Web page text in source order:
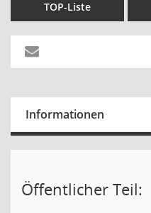
TOP-Liste
Informationen
Öffentlicher Teil: